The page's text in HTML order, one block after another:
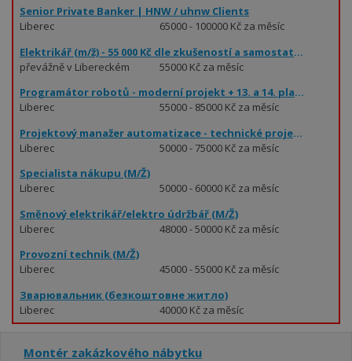
Senior Private Banker | HNW / uhnw Clients
Liberec
65000 - 100000 Kč za měsíc
Elektrikář (m/ž) - 55 000 Kč dle zkušeností a samostatnosti
převážně v Libereckém
55000 Kč za měsíc
Programátor robotů - moderní projekt + 13. a 14. plat (55 - 85.000 Kč)
Liberec
55000 - 85000 Kč za měsíc
Projektový manažer automatizace - technické projekty (50 - 75.000 Kč)
Liberec
50000 - 75000 Kč za měsíc
Specialista nákupu (M/Ž)
Liberec
50000 - 60000 Kč za měsíc
Směnový elektrikář/elektro údržbář (M/Ž)
Liberec
48000 - 50000 Kč za měsíc
Provozní technik (M/Ž)
Liberec
45000 - 55000 Kč za měsíc
Зварювальник (безкоштовне житло)
Liberec
40000 Kč za měsíc
Montér zakázkového nábytku